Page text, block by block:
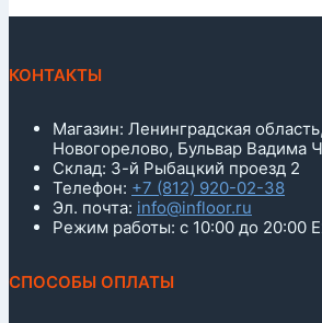
КОНТАКТЫ
Магазин: Ленинградская
Новогорелово, Бульвар Вадима
Склад: 3-й Рыбацкий проезд 2
Телефон: +7 (812) 920-02-38
Эл. почта: info@infloor.ru
Режим работы: с 10:00 до 20:00
СПОСОБЫ ОПЛАТЫ